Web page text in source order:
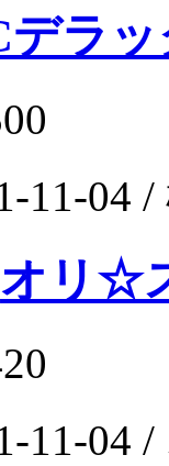
デラ
11-04
オリ☆
11-04